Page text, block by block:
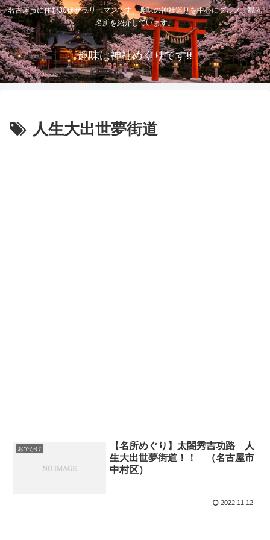
名古屋市に住む30代サラリーマンです。趣味の神社巡りを中心にグルメ、観光
名所を紹介しています。
趣味は神社めぐりです!!
人生大出世夢街道
おでかけ
【名所めぐり】太閤秀吉功路 人
生大出世夢街道！！ （名古屋市
中村区）
2022.11.12